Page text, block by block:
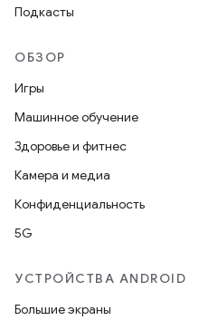
Подкасты
ОБЗОР
Игры
Машинное обучение
Здоровье и фитнес
Камера и медиа
Конфиденциальность
5G
УСТРОЙСТВА ANDROID
Большие экраны